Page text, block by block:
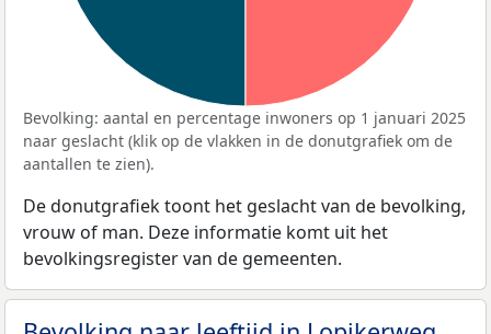
Bevolking: aantal en percentage inwoners op 1 januari 2025
naar geslacht (klik op de vlakken in de donutgrafiek om de
aantallen te zien).
De donutgrafiek toont het geslacht van de bevolking,
vrouw of man. Deze informatie komt uit het
bevolkingsregister van de gemeenten.